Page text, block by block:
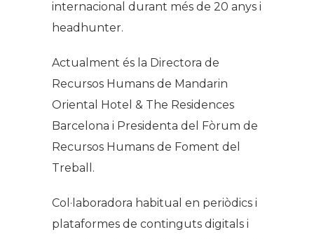
internacional durant més de 20 anys i
headhunter.
Actualment és la Directora de
Recursos Humans de Mandarin
Oriental Hotel & The Residences
Barcelona i Presidenta del Fòrum de
Recursos Humans de Foment del
Treball.
Col·laboradora habitual en periòdics i
plataformes de continguts digitals i